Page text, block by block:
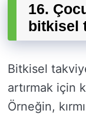
16.
bitkisel
Bitkisel
artırmak için
Örneğin,